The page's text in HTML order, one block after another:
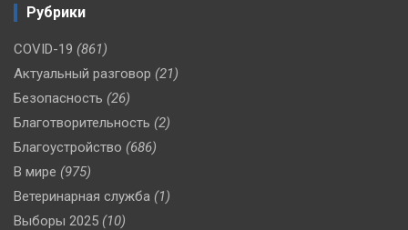
Рубрики
COVID-19 (861)
Актуальный разговор (21)
Безопасность (26)
Благотворительность (2)
Благоустройство (686)
В мире (975)
Ветеринарная служба (1)
Выборы 2025 (10)